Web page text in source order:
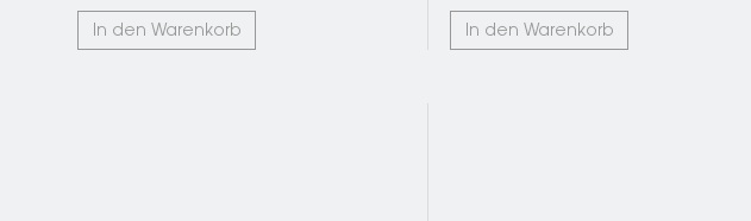
In den Warenkorb In den Warenkorb